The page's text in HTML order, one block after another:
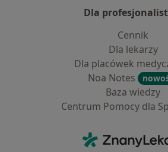
Dla
Cennik
Dla lekarzy
Dla placówek
Noa Notes
Baza wiedzy
Centrum Pomocy dla